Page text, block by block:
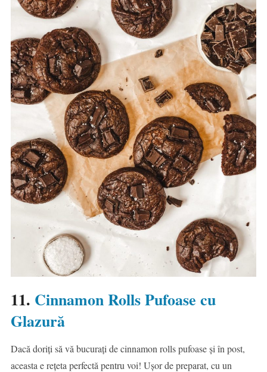
11. Cinnamon Rolls Pufoase cu
Glazură
Dacă doriți să vă bucurați de cinnamon rolls pufoase și în post,
aceasta e rețeta perfectă pentru voi! Ușor de preparat, cu un